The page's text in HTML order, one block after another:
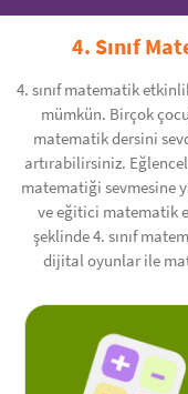
4. Sınıf
4. sınıf matematik
mümkün. Birçok
matematik dersini
artırabilirsiniz.
matematiği sevmesine
ve eğitici matematik
şeklinde 4. sınıf
dijital oyunlar ile